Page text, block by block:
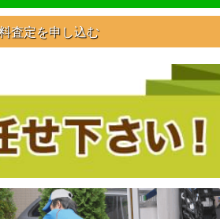
査定を申し込む